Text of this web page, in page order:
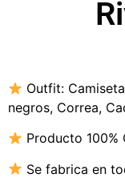
Outfit:
negros, Correa,
Producto 100%
Se fabrica en